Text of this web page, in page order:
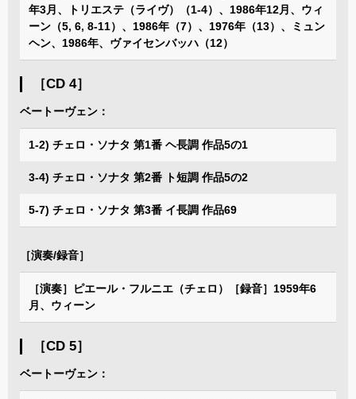
年3月、トリエステ（ライヴ）（1-4）、1986年12月、ウィ
ーン（5, 6, 8-11）、1986年（7）、1976年（13）、ミュン
ヘン、1986年、ヴァイセンバッハ（12）
［CD 4］
ベートーヴェン：
1-2) チェロ・ソナタ 第1番 ヘ長調 作品5の1
3-4) チェロ・ソナタ 第2番 ト短調 作品5の2
5-7) チェロ・ソナタ 第3番 イ長調 作品69
［演奏/録音］
［演奏］ピエール・フルニエ（チェロ）［録音］1959年6
月、ウィーン
［CD 5］
ベートーヴェン：